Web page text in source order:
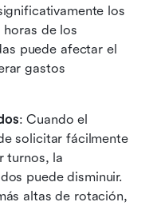
los
horas de los
puede afectar el
gastos
: Cuando el
solicitar fácilmente
turnos, la
puede disminuir.
altas de rotación,